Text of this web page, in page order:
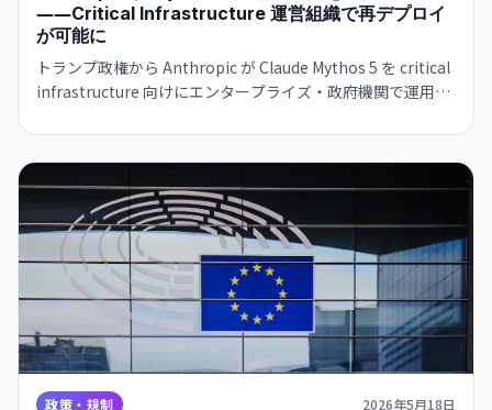
――Critical Infrastructure 運営組織で再デプロイ
が可能に
トランプ政権から Anthropic が Claude Mythos 5 を critical
infrastructure 向けにエンタープライズ・政府機関で運用で
OpenAI の GPT-5.6 Sol 承認と対称的な展開。
政策・規制 2026年5月18日